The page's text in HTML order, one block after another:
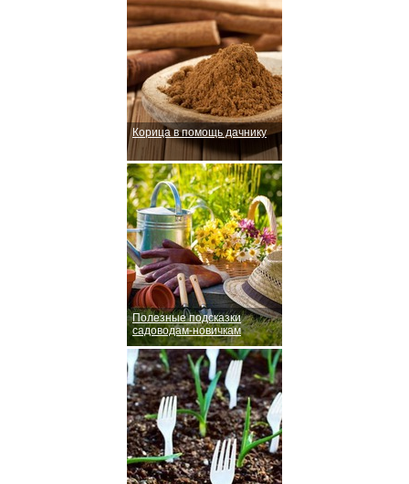
Корица в помощь дачнику
Полезные подсказки
садоводам-новичкам